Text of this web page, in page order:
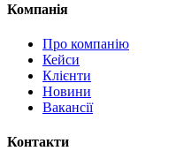
Компанія
Про компанію
Кейси
Клієнти
Новини
Вакансії
Контакти